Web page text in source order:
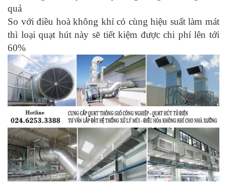
quả
So với điều hoà không khí có cùng hiệu suất làm mát
thì loại quạt hút này sẽ tiết kiệm được chi phí lên tới
60%